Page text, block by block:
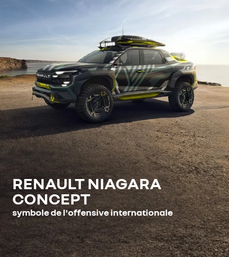
RENAULT NIAGARA
CONCEPT
symbole de l'offensive internationale